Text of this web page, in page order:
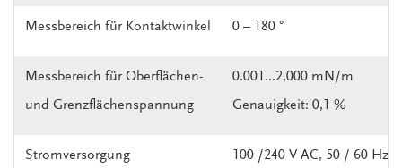
Messbereich für Kontaktwinkel 0 – 180 °
Messbereich für Oberflächen-
und Grenzflächenspannung
0.001...2,000 mN/m
Genauigkeit: 0,1 %
Stromversorgung 100 /240 V AC, 50 / 60 Hz.